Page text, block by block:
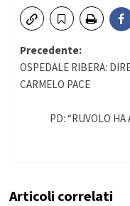
Navigazione
articolo
Precedente:
OSPEDALE RIBERA:
CARMELO PACE
PD: “RUVOLO HA
Articoli correlati